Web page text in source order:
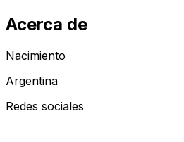
Acerca de
Nacimiento
Argentina
Redes sociales